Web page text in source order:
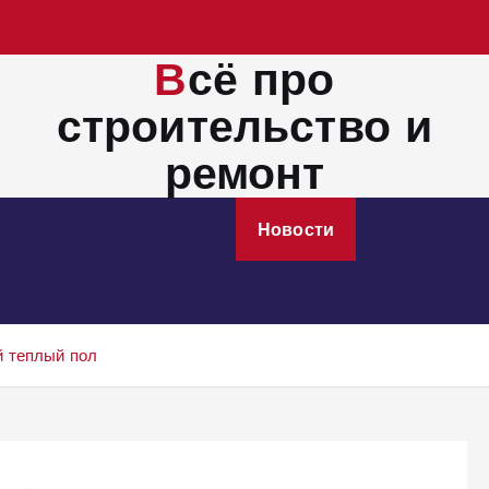
Всё про
строительство и
ремонт
Новости
теплый пол